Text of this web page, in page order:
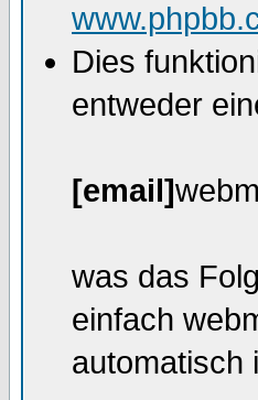
Dies
entweder
[email]
was das
einfach
automatisch